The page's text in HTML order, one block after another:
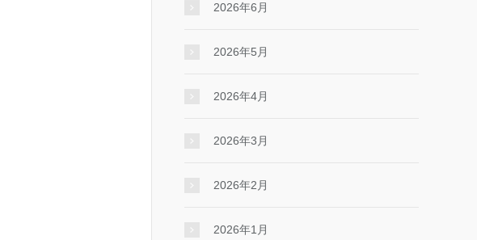
2026年6月
2026年5月
2026年4月
2026年3月
2026年2月
2026年1月